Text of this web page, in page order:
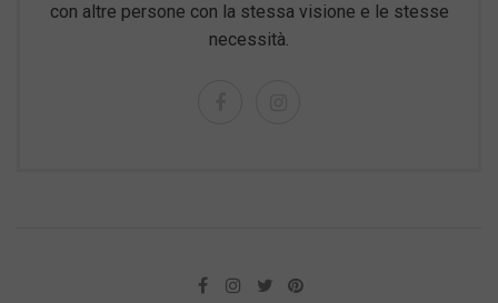
con altre persone con la stessa visione e le stesse
necessità.